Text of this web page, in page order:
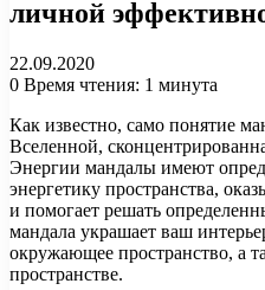
личной
22.09.2020
0 Время чтения: 1 минута
Как известно, само понятие
Вселенной,
Энергии мандалы имеют
энергетику пространства,
и помогает решать
мандала украшает ваш
окружающее пространство, а
пространстве.